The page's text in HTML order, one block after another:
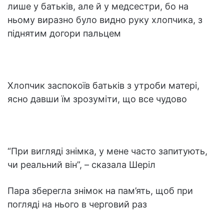
лише у батьків, але й у медсестри, бо на
ньому виразно було видно руку хлопчика, з
піднятим догори пальцем
Хлопчик заспокоїв батьків з утроби матері,
ясно давши їм зрозуміти, що все чудово
“При вигляді знімка, у мене часто запитують,
чи реальний він”, – сказала Шеріл
Пара зберегла знімок на пам’ять, щоб при
погляді на нього в черговий раз